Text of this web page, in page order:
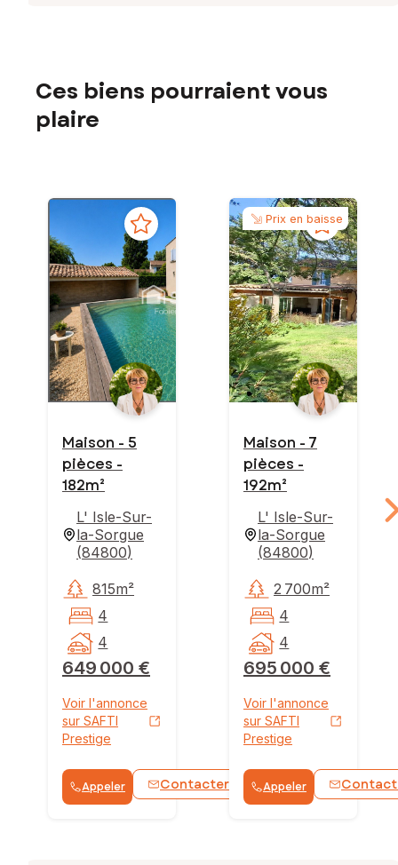
Ces biens pourraient vous
plaire
Maison - 5
pièces -
182m²
L' Isle-Sur-
la-Sorgue
(84800)
649 000 €
815m²
4
4
Voir l'annonce
sur SAFTI
Prestige
Appeler Contacter
Prix en baisse
Maison - 7
pièces -
192m²
L' Isle-Sur-
la-Sorgue
(84800)
695 000 €
2 700m²
4
4
Voir l'annonce
sur SAFTI
Prestige
Appeler